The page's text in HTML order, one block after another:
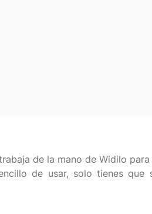
de la mano de Widilo
de usar, solo tienes que